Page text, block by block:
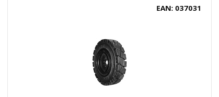
EAN: 037031